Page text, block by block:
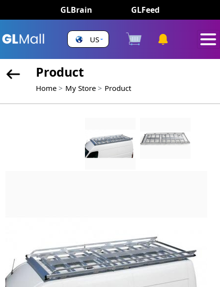
GLBrain GLFeed
US
Product
Home My Store Product